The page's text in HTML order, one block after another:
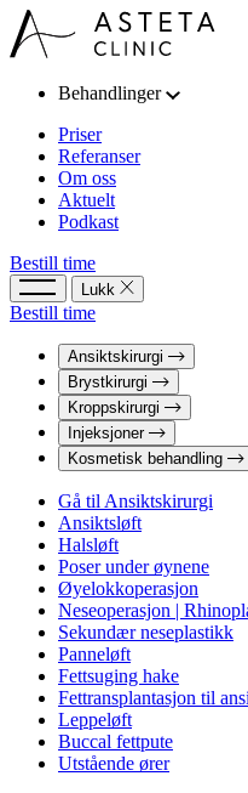
Behandlinger
Priser
Referanser
Om oss
Aktuelt
Podkast
Bestill time
Lukk
Bestill time
Ansiktskirurgi
Brystkirurgi
Kroppskirurgi
Injeksjoner
Kosmetisk behandling
Gå til Ansiktskirurgi
Ansiktsløft
Halsløft
Poser under øynene
Øyelokkoperasjon
Neseoperasjon |
Sekundær neseplastikk
Panneløft
Fettsuging hake
Fettransplantasjon til
Leppeløft
Buccal fettpute
Utstående ører